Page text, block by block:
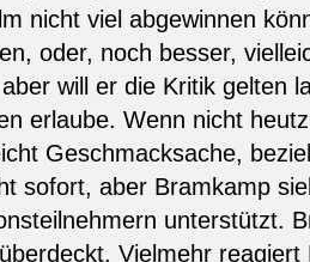
nicht viel abgewinnen
oder, noch besser,
will er die Kritik gelten
erlaube. Wenn nicht
Geschmacksache,
sofort, aber Bramkamp
unterstützt.
Vielmehr